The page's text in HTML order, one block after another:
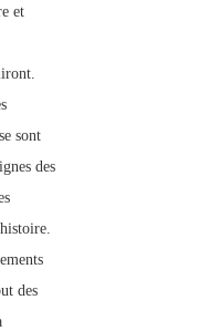
et
sont
des
des